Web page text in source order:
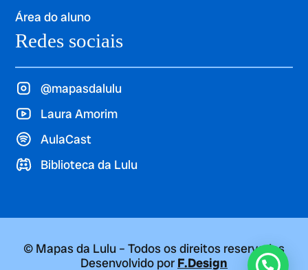
Área do aluno
Redes sociais
@mapasdalulu
Laura Amorim
AulaCast
Biblioteca da Lulu
© Mapas da Lulu – Todos os direitos reservados
Desenvolvido por F.Design